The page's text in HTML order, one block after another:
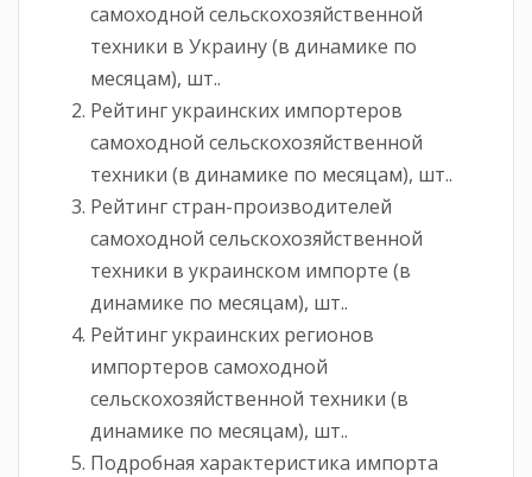
самоходной сельскохозяйственной
техники в Украину (в динамике по
месяцам), шт..
Рейтинг украинских импортеров
самоходной сельскохозяйственной
техники (в динамике по месяцам), шт..
Рейтинг стран-производителей
самоходной сельскохозяйственной
техники в украинском импорте (в
динамике по месяцам), шт..
Рейтинг украинских регионов
импортеров самоходной
сельскохозяйственной техники (в
динамике по месяцам), шт..
Подробная характеристика импорта